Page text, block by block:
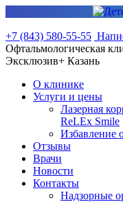
+7 (843) 580-55-55
Офтальмологическая
Эксклюзив+ Казань
О клинике
Услуги и цены
Лазерная
ReLEx Smile
Избавление
Отзывы
Врачи
Новости
Контакты
Надзорные